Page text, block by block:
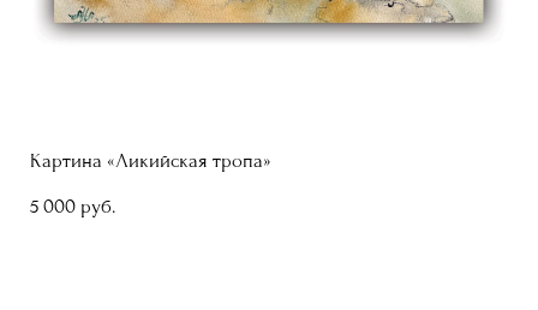
Картина «Ликийская тропа»
5 000 pуб.